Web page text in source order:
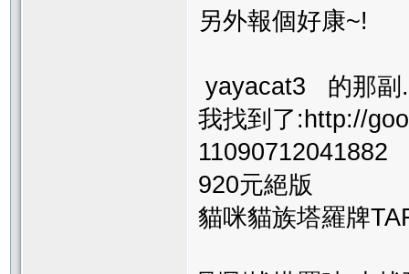
另外報個好康~!
yayacat3 的那副.
我找到了:http://
11090712041882
920元絕版
貓咪貓族塔羅牌